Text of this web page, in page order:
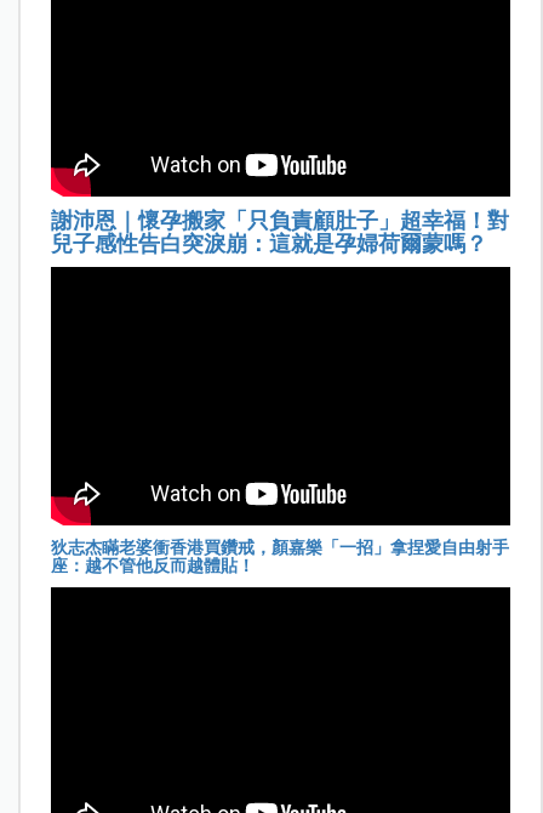
謝沛恩｜懷孕搬家「只負責顧肚子」超幸福！對
兒子感性告白突淚崩：這就是孕婦荷爾蒙嗎？
狄志杰瞞老婆衝香港買鑽戒，顏嘉樂「一招」拿捏愛自由射手
座：越不管他反而越體貼！